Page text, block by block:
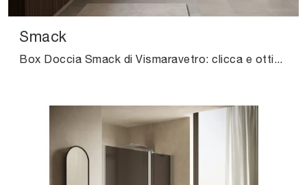
Smack
Box Doccia Smack di Vismaravetro: clicca e ottieni informazioni su box doccia in vetro e accessori del marchio.